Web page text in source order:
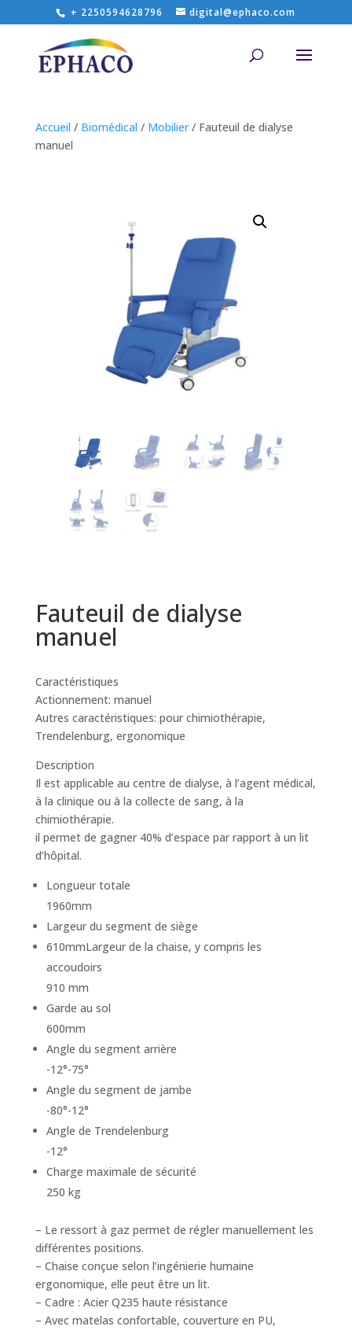
+ 2250594628796 digital@ephaco.com
Accueil / Biomédical / Mobilier/ Fauteuil de dialyse
manuel
Fauteuil de dialyse
manuel
Caractéristiques
Actionnement: manuel
Autres caractéristiques: pour chimiothérapie,
Trendelenburg, ergonomique
Description
Il est applicable au centre de dialyse, à l’agent médical,
à la clinique ou à la collecte de sang, à la
chimiothérapie.
il permet de gagner 40% d’espace par rapport à un lit
d’hôpital.
Longueur totale
1960mm
Largeur du segment de siège
610mmLargeur de la chaise, y compris les
accoudoirs
910 mm
Garde au sol
600mm
Angle du segment arrière
-12°-75°
Angle du segment de jambe
-80°-12°
Angle de Trendelenburg
-12°
Charge maximale de sécurité
250 kg
– Le ressort à gaz permet de régler manuellement les
différentes positions.
– Chaise conçue selon l’ingénierie humaine
ergonomique, elle peut être un lit.
– Cadre : Acier Q235 haute résistance
– Avec matelas confortable, couverture en PU,